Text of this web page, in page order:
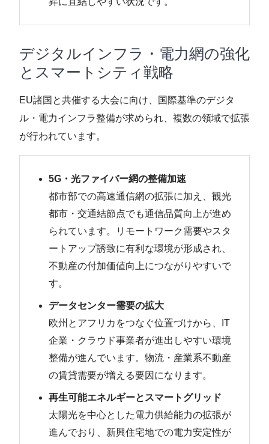
デジタルインフラ・電力網の強化
とスマートシティ戦略
EU諸国と共催する大会に向け、国際基準のデジタ
ル・電力インフラ整備が求められ、複数の領域で拡張
が行われています。
5G・光ファイバー網の整備加速
都市部での高速通信網の拡張に加え、観光
都市・交通結節点でも通信品質向上が進め
られています。リモートワーク需要やスタ
ートアップ誘致に有利な環境が形成され、
不動産の付加価値向上につながりやすいで
す。
データセンター需要の拡大
欧州とアフリカをつなぐ位置づけから、IT
企業・クラウド事業者が進出しやすい環境
整備が進んでいます。物流・産業系不動産
の賃貸需要が増える要因になります。
再生可能エネルギーとスマートグリッド
太陽光を中心とした電力供給能力の拡張が
進んでおり、新興住宅地での電力安定性が